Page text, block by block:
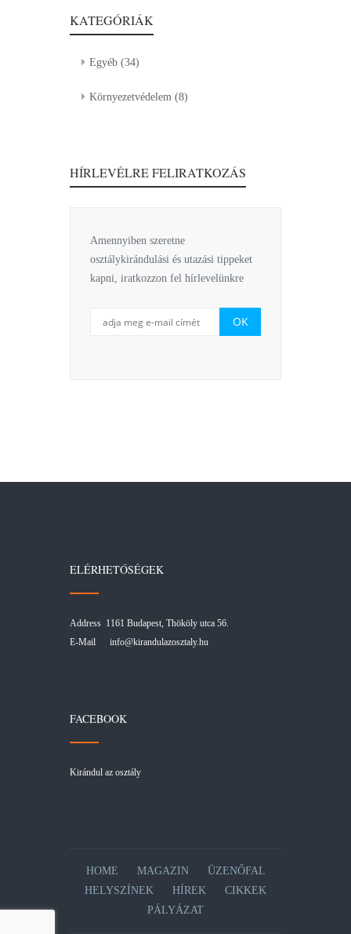
KATEGÓRIÁK
Egyéb (34)
Környezetvédelem (8)
HÍRLEVÉLRE FELIRATKOZÁS
Amennyiben szeretne
osztálykirándulási és utazási tippeket
kapni, iratkozzon fel hírlevelünkre
ELÉRHETŐSÉGEK
Address 1161 Budapest, Thököly utca 56.
E-Mail info@kirandulazosztaly.hu
FACEBOOK
Kirándul az osztály
HOME MAGAZIN
ÜZENŐFAL
HELYSZÍNEK
HÍREK
CIKKEK
PÁLYÁZAT